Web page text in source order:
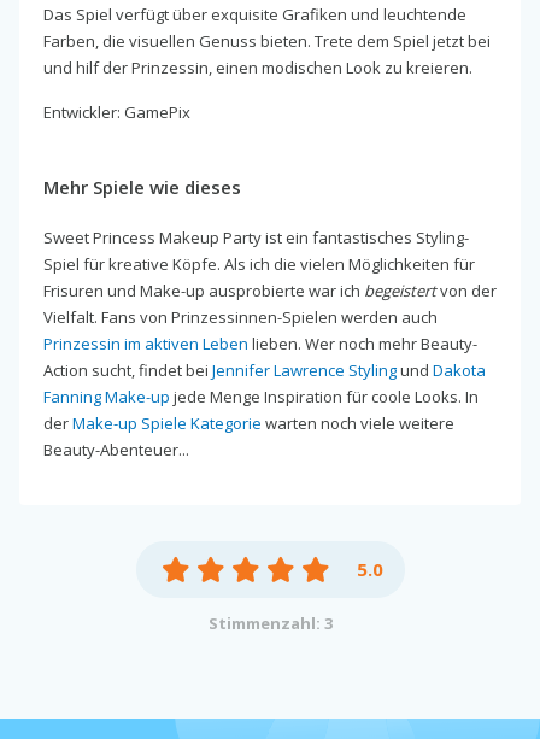
Das Spiel verfügt über exquisite Grafiken und leuchtende
Farben, die visuellen Genuss bieten. Trete dem Spiel jetzt bei
und hilf der Prinzessin, einen modischen Look zu kreieren.
Entwickler: GamePix
Mehr Spiele wie dieses
Sweet Princess Makeup Party ist ein fantastisches Styling-
Spiel für kreative Köpfe. Als ich die vielen Möglichkeiten für
Frisuren und Make-up ausprobierte war ich begeistertvon der
Vielfalt. Fans von Prinzessinnen-Spielen werden auch
Prinzessin im aktiven Leben lieben. Wer noch mehr Beauty-
Action sucht, findet bei Jennifer Lawrence Stylingund Dakota
Fanning Make-up jede Menge Inspiration für coole Looks. In
derMake-up Spiele Kategorie warten noch viele weitere
Beauty-Abenteuer...
5.0
Stimmenzahl: 3